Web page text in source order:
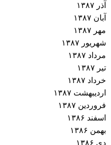
آذر ۱۳۸۷
آبان ۱۳۸۷
مهر ۱۳۸۷
شهریور ۱۳۸۷
مرداد ۱۳۸۷
تیر ۱۳۸۷
خرداد ۱۳۸۷
اردیبهشت ۱۳۸۷
فروردین ۱۳۸۷
اسفند ۱۳۸۶
بهمن ۱۳۸۶
دی ۱۳۸۶